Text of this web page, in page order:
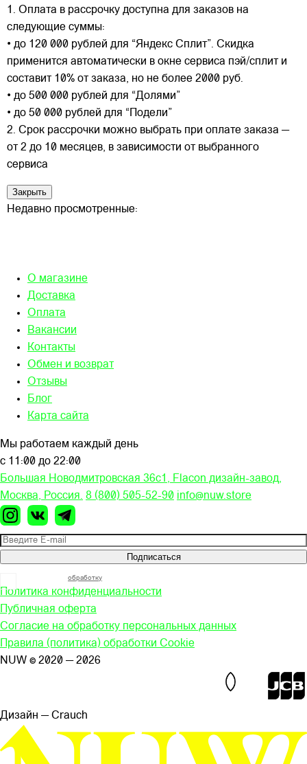
1. Оплата в рассрочку доступна для заказов на
следующие суммы:
• до 120 000 рублей для “Яндекс Сплит”. Скидка
применится автоматически в окне сервиса пэй/сплит и
составит 10% от заказа, но не более 2000 руб.
• до 500 000 рублей для “Долями”
• до 50 000 рублей для “Подели”
2. Срок рассрочки можно выбрать при оплате заказа —
от 2 до 10 месяцев, в зависимости от выбранного
сервиса
Закрыть
Недавно просмотренные:
О магазине
Доставка
Оплата
Вакансии
Контакты
Обмен и возврат
Отзывы
Блог
Карта сайта
Мы работаем каждый день
с 11:00 до 22:00
Большая Новодмитровская 36c1, Flacon дизайн-завод,
Москва, Россия. 8 (800) 505-52-90 info@nuw.store
Подписаться
обработку
Политика конфиденциальности
Публичная оферта
Согласие на обработку персональных данных
Правила (политика) обработки Cookie
NUW © 2020 — 2026
Дизайн — Сrauch